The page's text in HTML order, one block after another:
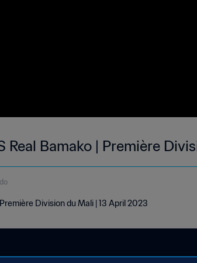
Real Bamako | Première
Division du Mali | 13 April 2023